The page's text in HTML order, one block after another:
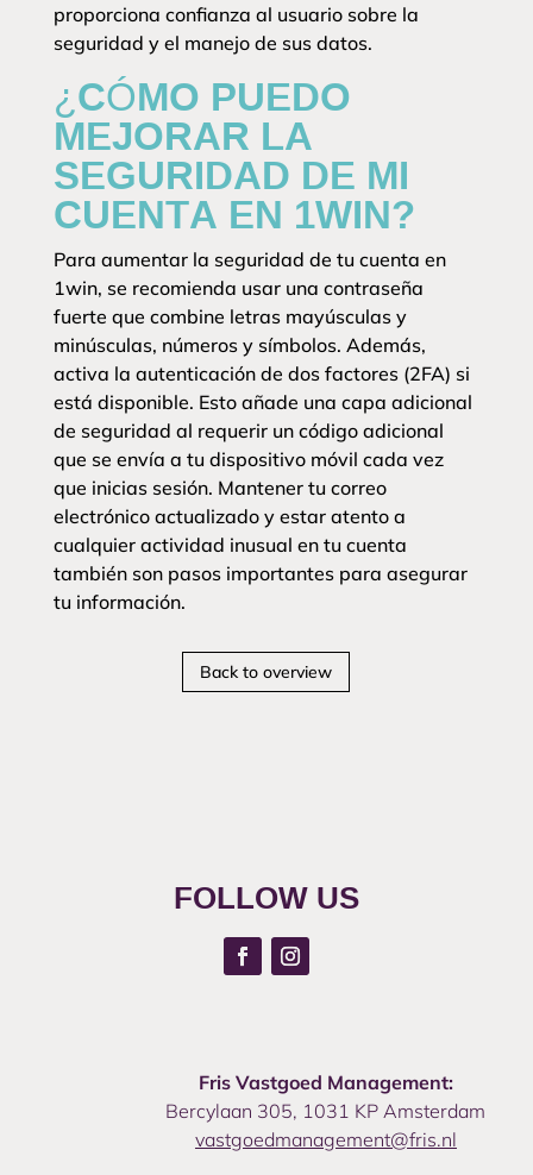
proporciona confianza al usuario sobre la
seguridad y el manejo de sus datos.
¿CÓMO PUEDO
MEJORAR LA
SEGURIDAD DE MI
CUENTA EN 1WIN?
Para aumentar la seguridad de tu cuenta en
1win, se recomienda usar una contraseña
fuerte que combine letras mayúsculas y
minúsculas, números y símbolos. Además,
activa la autenticación de dos factores (2FA) si
está disponible. Esto añade una capa adicional
de seguridad al requerir un código adicional
que se envía a tu dispositivo móvil cada vez
que inicias sesión. Mantener tu correo
electrónico actualizado y estar atento a
cualquier actividad inusual en tu cuenta
también son pasos importantes para asegurar
tu información.
Back to overview
FOLLOW US
Fris Vastgoed Management:
Bercylaan 305, 1031 KP Amsterdam
vastgoedmanagement@fris.nl